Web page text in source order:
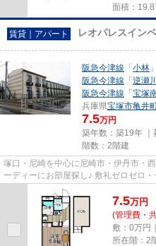
面積：
賃貸｜アパート レオパレスイン
阪急今津線 「 小林
阪急今津線 「 逆瀬川
阪急今津線 「 宝塚
兵庫県宝塚市亀井
7.5万円
築年数：築19年 ｜
階数：2階建
塚口・尼崎を中心に尼崎市・伊丹市・
ーディーにお部屋探し♪ 敷礼ゼロゼロ
ション、保証人不要物件・マ...
7.5万円
(管理費・
敷：0万円
所在階：2